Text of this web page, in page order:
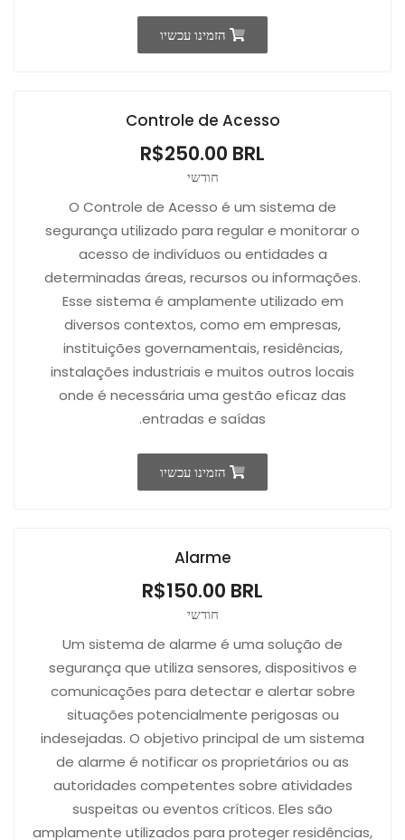
הזמינו עכשיו
Controle de Acesso
R$250.00 BRL
חודשי
O Controle de Acesso é um sistema de
segurança utilizado para regular e monitorar o
acesso de indivíduos ou entidades a
determinadas áreas, recursos ou informações.
Esse sistema é amplamente utilizado em
diversos contextos, como em empresas,
instituições governamentais, residências,
instalações industriais e muitos outros locais
onde é necessária uma gestão eficaz das
entradas e saídas.
הזמינו עכשיו
Alarme
R$150.00 BRL
חודשי
Um sistema de alarme é uma solução de
segurança que utiliza sensores, dispositivos e
comunicações para detectar e alertar sobre
situações potencialmente perigosas ou
indesejadas. O objetivo principal de um sistema
de alarme é notificar os proprietários ou as
autoridades competentes sobre atividades
suspeitas ou eventos críticos. Eles são
amplamente utilizados para proteger residências,